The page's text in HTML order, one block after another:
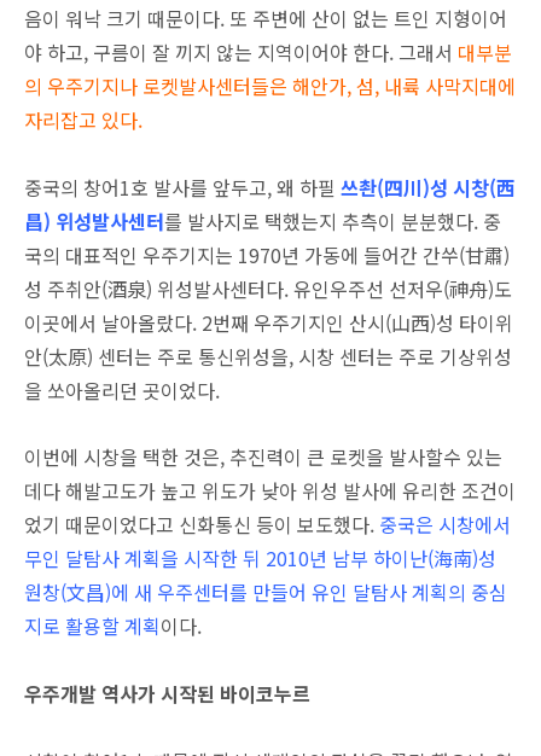
음이 워낙 크기 때문이다. 또 주변에 산이 없는 트인 지형이어
야 하고, 구름이 잘 끼지 않는 지역이어야 한다. 그래서 대부분
의 우주기지나 로켓발사센터들은 해안가, 섬, 내륙 사막지대에
자리잡고 있다.
중국의 창어1호 발사를 앞두고, 왜 하필 쓰촨(四川)성 시창(西
昌) 위성발사센터를 발사지로 택했는지 추측이 분분했다. 중
국의 대표적인 우주기지는 1970년 가동에 들어간 간쑤(甘肅)
성 주취안(酒泉) 위성발사센터다. 유인우주선 선저우(神舟)도
이곳에서 날아올랐다. 2번째 우주기지인 산시(山西)성 타이위
안(太原) 센터는 주로 통신위성을, 시창 센터는 주로 기상위성
을 쏘아올리던 곳이었다.
이번에 시창을 택한 것은, 추진력이 큰 로켓을 발사할수 있는
데다 해발고도가 높고 위도가 낮아 위성 발사에 유리한 조건이
었기 때문이었다고 신화통신 등이 보도했다. 중국은 시창에서
무인 달탐사 계획을 시작한 뒤 2010년 남부 하이난(海南)성
원창(文昌)에 새 우주센터를 만들어 유인 달탐사 계획의 중심
지로 활용할 계획이다.
우주개발 역사가 시작된 바이코누르